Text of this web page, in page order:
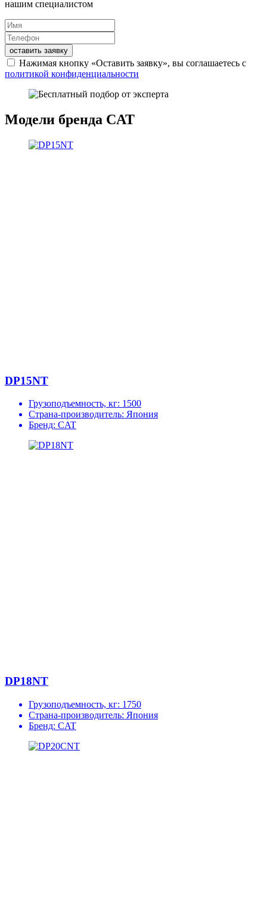
нашим специалистом
оставить заявку
Нажимая кнопку «Оставить заявку», вы соглашаетесь с
политикой конфиденциальности
Модели бренда CAT
DP15NT
Грузоподъемность, кг: 1500
Страна-производитель: Япония
Бренд: CAT
DP18NT
Грузоподъемность, кг: 1750
Страна-производитель: Япония
Бренд: CAT